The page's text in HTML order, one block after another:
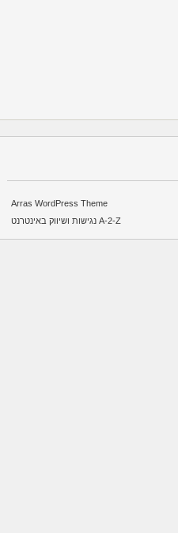
Arras WordPress Theme
A-2-Z נגישות ושיווק באינטרנט